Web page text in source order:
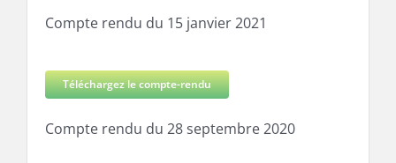
Compte rendu du 15 janvier 2021
Téléchargez le compte-rendu
Compte rendu du 28 septembre 2020